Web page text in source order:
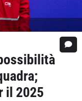
il 2025